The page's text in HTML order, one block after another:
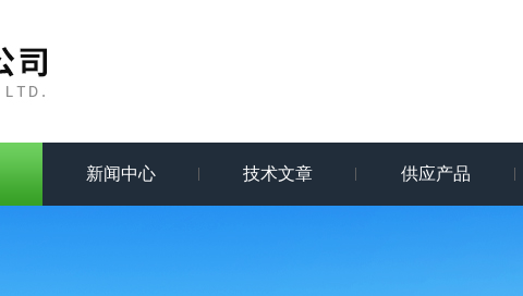
新闻中心 技术文章 供应产品